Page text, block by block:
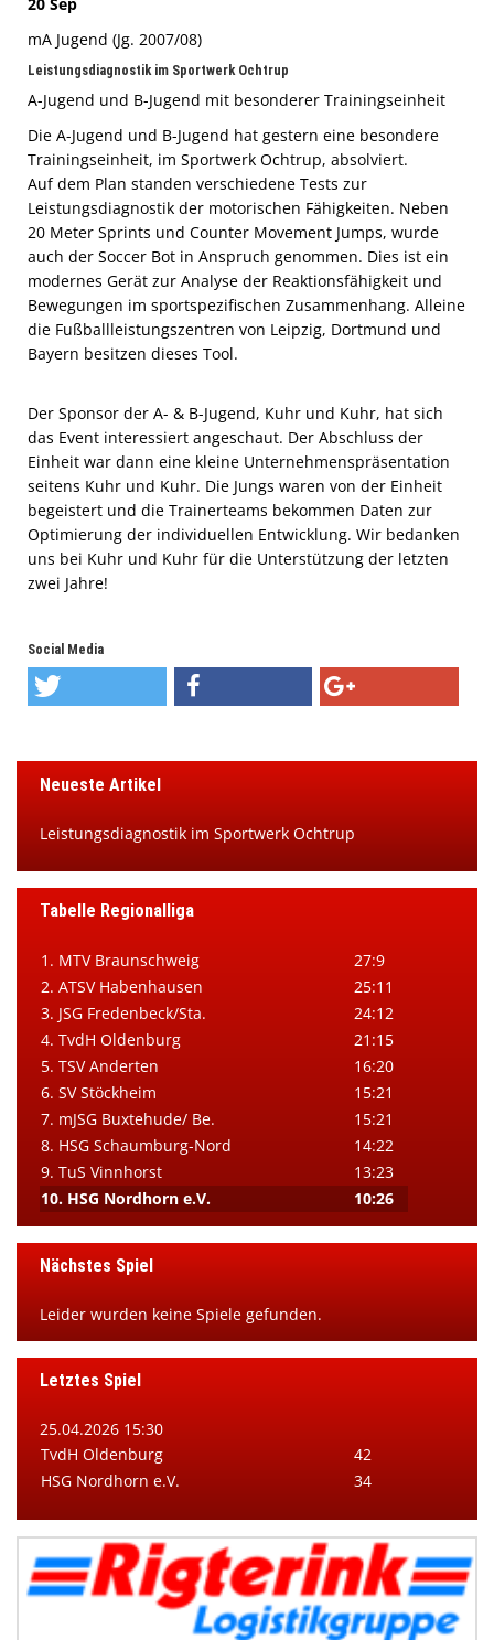
20 Sep
mA Jugend (Jg. 2007/08)
Leistungsdiagnostik im Sportwerk Ochtrup
A-Jugend und B-Jugend mit besonderer Trainingseinheit
Die A-Jugend und B-Jugend hat gestern eine besondere
Trainingseinheit, im Sportwerk Ochtrup, absolviert.
Auf dem Plan standen verschiedene Tests zur
Leistungsdiagnostik der motorischen Fähigkeiten. Neben
20 Meter Sprints und Counter Movement Jumps, wurde
auch der Soccer Bot in Anspruch genommen. Dies ist ein
modernes Gerät zur Analyse der Reaktionsfähigkeit und
Bewegungen im sportspezifischen Zusammenhang. Alleine
die Fußballleistungszentren von Leipzig, Dortmund und
Bayern besitzen dieses Tool.
Der Sponsor der A- & B-Jugend, Kuhr und Kuhr, hat sich
das Event interessiert angeschaut. Der Abschluss der
Einheit war dann eine kleine Unternehmenspräsentation
seitens Kuhr und Kuhr. Die Jungs waren von der Einheit
begeistert und die Trainerteams bekommen Daten zur
Optimierung der individuellen Entwicklung. Wir bedanken
uns bei Kuhr und Kuhr für die Unterstützung der letzten
zwei Jahre!
Social Media
Neueste Artikel
Leistungsdiagnostik im Sportwerk Ochtrup
Tabelle Regionalliga
1. MTV Braunschweig
27:9
2. ATSV Habenhausen
25:11
3. JSG Fredenbeck/Sta.
24:12
4. TvdH Oldenburg
21:15
5. TSV Anderten
16:20
6. SV Stöckheim
15:21
7. mJSG Buxtehude/ Be.
15:21
8. HSG Schaumburg-Nord
14:22
9. TuS Vinnhorst
13:23
10. HSG Nordhorn e.V.
10:26
Nächstes Spiel
Leider wurden keine Spiele gefunden.
Letztes Spiel
25.04.2026 15:30
TvdH Oldenburg
42
HSG Nordhorn e.V.
34